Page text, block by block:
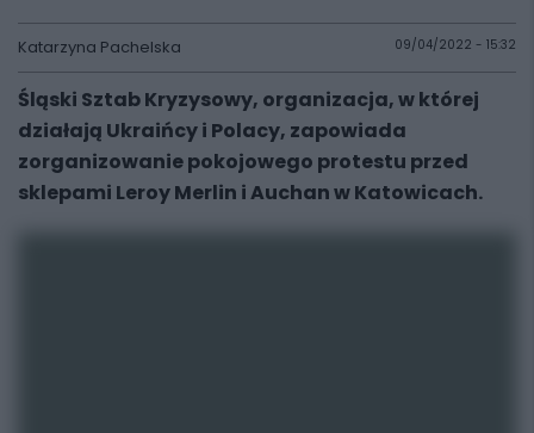
Katarzyna Pachelska 09/04/2022 - 15:32
Śląski Sztab Kryzysowy, organizacja, w której
działają Ukraińcy i Polacy, zapowiada
zorganizowanie pokojowego protestu przed
sklepami Leroy Merlin i Auchan w Katowicach.